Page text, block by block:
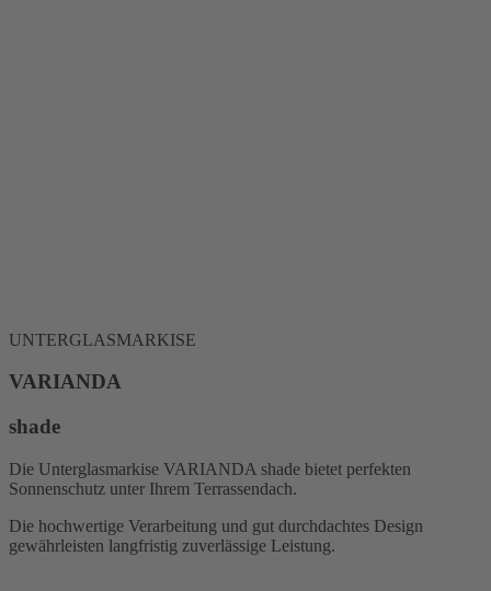
UNTERGLASMARKISE
VARIANDA
shade
Die Unterglasmarkise VARIANDA shade bietet perfekten
Sonnenschutz unter Ihrem Terrassendach.
Die hochwertige Verarbeitung und gut durchdachtes Design
gewährleisten langfristig zuverlässige Leistung.